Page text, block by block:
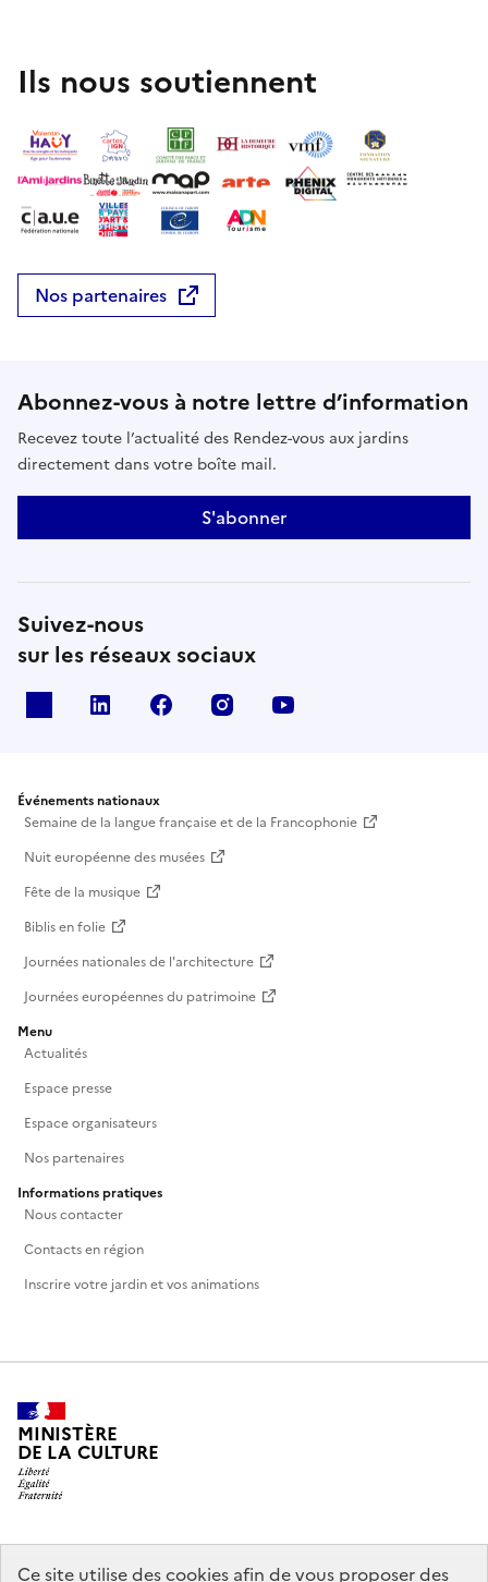
Ce site utilise des cookies afin de vous proposer des
Ils nous soutiennent
Nos partenaires
Abonnez-vous à notre lettre d’information
Recevez toute l’actualité des Rendez-vous aux jardins
directement dans votre boîte mail.
S'abonner
Suivez-nous
sur les réseaux sociaux
Linkedin Facebook Instagram
Événements nationaux
Semaine de la langue française et de la Francophonie
Nuit européenne des musées
Fête de la musique
Biblis en folie
Journées nationales de l'architecture
Journées européennes du patrimoine
Menu
Actualités
Espace presse
Espace organisateurs
Nos partenaires
Informations pratiques
Nous contacter
Contacts en région
Inscrire votre jardin et vos animations
MINISTÈRE
DE LA CULTURE
legifrance.gouv.fr info.gouv.fr